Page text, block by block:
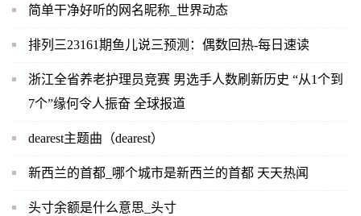
简单干净好听的网名昵称_世界动态
排列三23161期鱼儿说三预测：偶数回热-每日速读
浙江全省养老护理员竞赛 男选手人数刷新历史 “从1个到
7个”缘何令人振奋 全球报道
dearest主题曲（dearest）
新西兰的首都_哪个城市是新西兰的首都 天天热闻
头寸余额是什么意思_头寸